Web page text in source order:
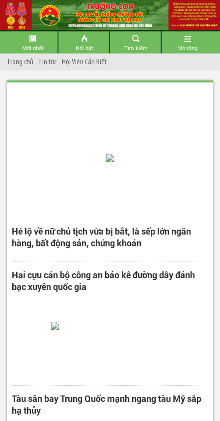
Mới nhất Nổi bật Tìm kiếm Mở rộng
Trang chủ -Tin tức- Hội Viên Cần Biết
Hé lộ về nữ chủ tịch vừa bị bắt, là sếp lớn ngân
hàng, bất động sản, chứng khoán
Hai cựu cán bộ công an bảo kê đường dây đánh
bạc xuyên quốc gia
Tàu sân bay Trung Quốc mạnh ngang tàu Mỹ sắp
hạ thủy